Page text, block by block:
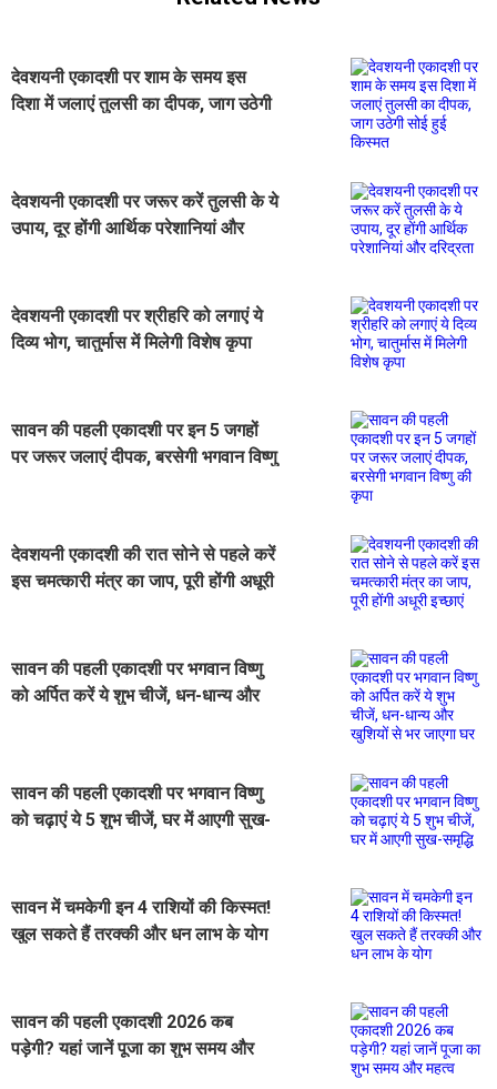
देवशयनी एकादशी पर शाम के समय इस
दिशा में जलाएं तुलसी का दीपक, जाग उठेगी
देवशयनी एकादशी पर जरूर करें तुलसी के ये
उपाय, दूर होंगी आर्थिक परेशानियां और
देवशयनी एकादशी पर श्रीहरि को लगाएं ये
दिव्य भोग, चातुर्मास में मिलेगी विशेष कृपा
सावन की पहली एकादशी पर इन 5 जगहों
पर जरूर जलाएं दीपक, बरसेगी भगवान विष्णु
देवशयनी एकादशी की रात सोने से पहले करें
इस चमत्कारी मंत्र का जाप, पूरी होंगी अधूरी
सावन की पहली एकादशी पर भगवान विष्णु
को अर्पित करें ये शुभ चीजें, धन-धान्य और
सावन की पहली एकादशी पर भगवान विष्णु
को चढ़ाएं ये 5 शुभ चीजें, घर में आएगी सुख-
सावन में चमकेगी इन 4 राशियों की किस्मत!
खुल सकते हैं तरक्की और धन लाभ के योग
सावन की पहली एकादशी 2026 कब
पड़ेगी? यहां जानें पूजा का शुभ समय और